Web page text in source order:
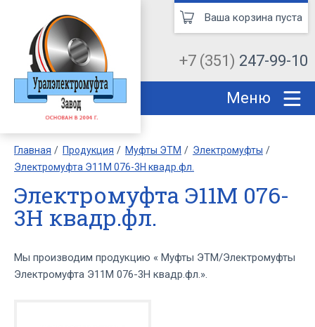
+7 (351) 247-99-10
Ваша корзина пуста
Меню
Главная Продукция Муфты ЭТМ
Электромуфты
Электромуфта Э11М 076-3Н квадр.фл.
Электромуфта Э11М 076-
3Н квадр.фл.
Мы производим продукцию « Муфты ЭТМ/Электромуфты
Электромуфта Э11М 076-3Н квадр.фл.».